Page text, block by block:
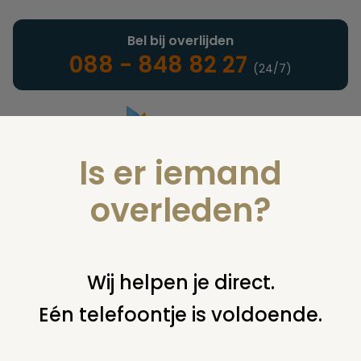
Landelijke uitvaartonderneming
Bel bij overlijden
088 - 848 82 27 (24/7)
U bent hier: home verzekeringen naturaverzekeringen
Is er iemand
overleden?
Wij helpen je direct.
Eén telefoontje is voldoende.